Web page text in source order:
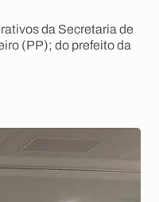
da Secretaria de
(PP); do prefeito da